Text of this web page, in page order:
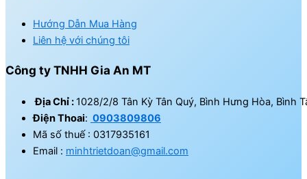
Hướng Dẫn Mua Hàng
Liên hệ với chúng tôi
Công ty TNHH Gia An MT
Địa Chỉ :1028/2/8 Tân Kỳ Tân Quý, Bình Hưng Hòa, Bình
Điện Thoai: 0903809806
Mã số thuế : 0317935161
Email : minhtrietdoan@gmail.com